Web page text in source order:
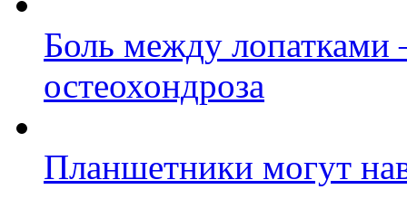
Боль между лопатками
остеохондроза
Планшетники могут